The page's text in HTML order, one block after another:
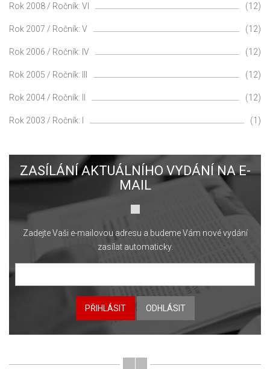
Rok 2008 / Ročník: VI (12)
Rok 2007 / Ročník: V (12)
Rok 2006 / Ročník: IV (12)
Rok 2005 / Ročník: III (12)
Rok 2004 / Ročník: II (12)
Rok 2003 / Ročník: I (1)
ZASÍLÁNÍ AKTUÁLNÍHO VYDÁNÍ NA E-
MAIL
Zadejte Vaši e-mailovou adresu a budeme Vám nové vydání
zasílat automaticky.
PŘIHLÁSIT ODHLÁSIT